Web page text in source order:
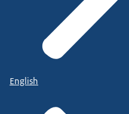
English